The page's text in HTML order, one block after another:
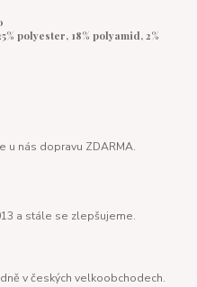
polyester, 18% polyamid, 2%
u nás dopravu ZDARMA.
a stále se zlepšujeme.
v českých velkoobchodech.